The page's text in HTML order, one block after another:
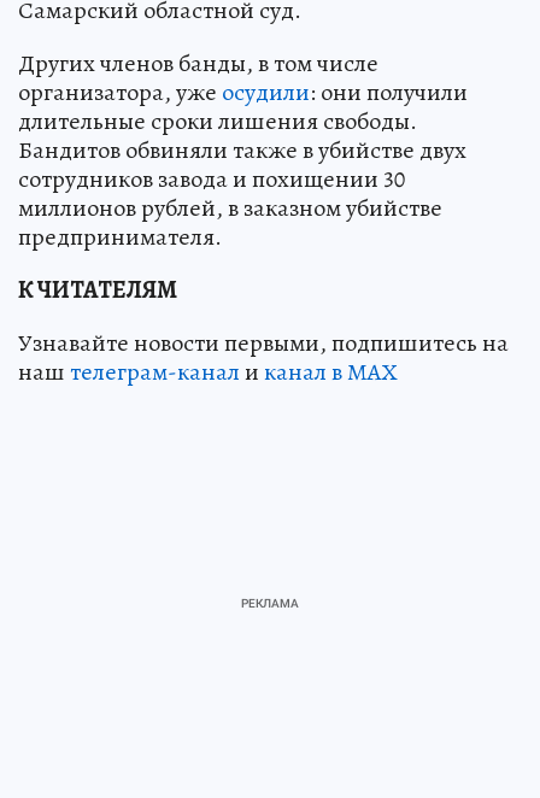
Самарский областной суд.
Других членов банды, в том числе
организатора, уже осудили: они получили
длительные сроки лишения свободы.
Бандитов обвиняли также в убийстве двух
сотрудников завода и похищении 30
миллионов рублей, в заказном убийстве
предпринимателя.
К ЧИТАТЕЛЯМ
Узнавайте новости первыми, подпишитесь на
наштелеграм-каналиканал в МАХ